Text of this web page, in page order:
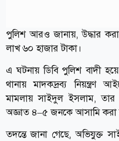
পুলিশ আরও জানায়, উদ্ধার
লাখ ৬০ হাজার টাকা।
এ ঘটনায় ডিবি পুলিশ বাদী
থানায় মাদকদ্রব্য নিয়ন্ত্রণ
মামলায় সাইদুল ইসলাম, তার
অজ্ঞাত ৪–৫ জনকে আসামি করা
তদন্তে জানা গেছে, অভিযুক্ত